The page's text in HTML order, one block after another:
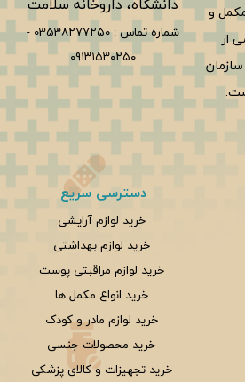
و
از
شماره تماس :0353۸۲۷۷۲۵۰ -
۰۹۱۳۱۵۳۰۲۵۰
دسترسی سریع
خرید لوازم آرایشی
خرید لوازم بهداشتی
خرید لوازم مراقبتی پوست
خرید انواع مکمل ها
خرید لوازم مادر و کودک
خرید محصولات جنسی
خرید تجهیزات و کالای پزشکی